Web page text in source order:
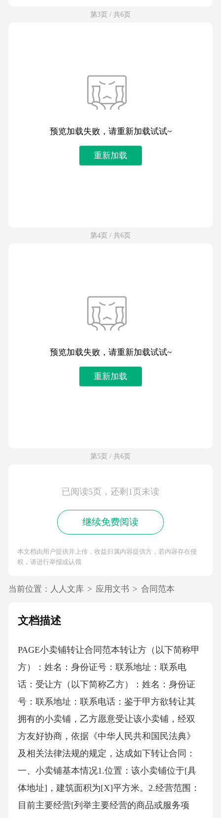
第3页 / 共6页
预览加载失败，请重新加载试试~
重新加载
第4页 / 共6页
预览加载失败，请重新加载试试~
重新加载
第5页 / 共6页
已阅读5页，还剩1页未读
继续免费阅读
本文档由用户提供并上传，收益归属内容提供方，若内容存在侵
权，请进行举报或认领
当前位置： 人人文库 > 应用文书 > 合同范本
文档描述
PAGE小卖铺转让合同范本 转让方（以下简称甲
方）：姓名：身份证号：联系地址：联系电
话：受让方（以下简称乙方）：姓名：身份证
号：联系地址：联系电话：鉴于甲方欲转让其
拥有的小卖铺，乙方愿意受让该小卖铺，经双
方友好协商，依据《中华人民共和国民法典》
及相关法律法规的规定，达成如下转让合同：
一、小卖铺基本情况1.位置：该小卖铺位于[具
体地址]，建筑面积为[X]平方米。2.经营范围：
目前主要经营[列举主要经营的商品或服务项